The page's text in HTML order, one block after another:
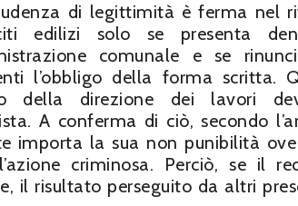
di legittimità è ferma nel
edilizi solo se presenta
comunale e se
l’obbligo della forma scritta.
della direzione dei lavori
A conferma di ciò, secondo
importa la sua non punibilità
criminosa. Perciò, se il
il risultato perseguito da altri